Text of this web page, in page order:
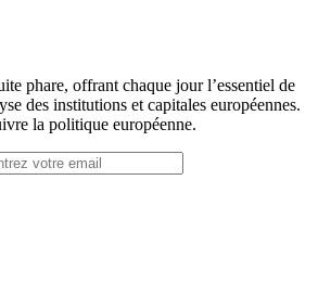
phare, offrant chaque jour l’essentiel de
des institutions et capitales européennes.
la politique européenne.